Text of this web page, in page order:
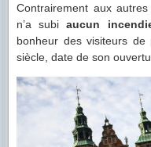
Contrairement aux
n’a subiaucun
bonheur des visiteurs
siècle, date de son